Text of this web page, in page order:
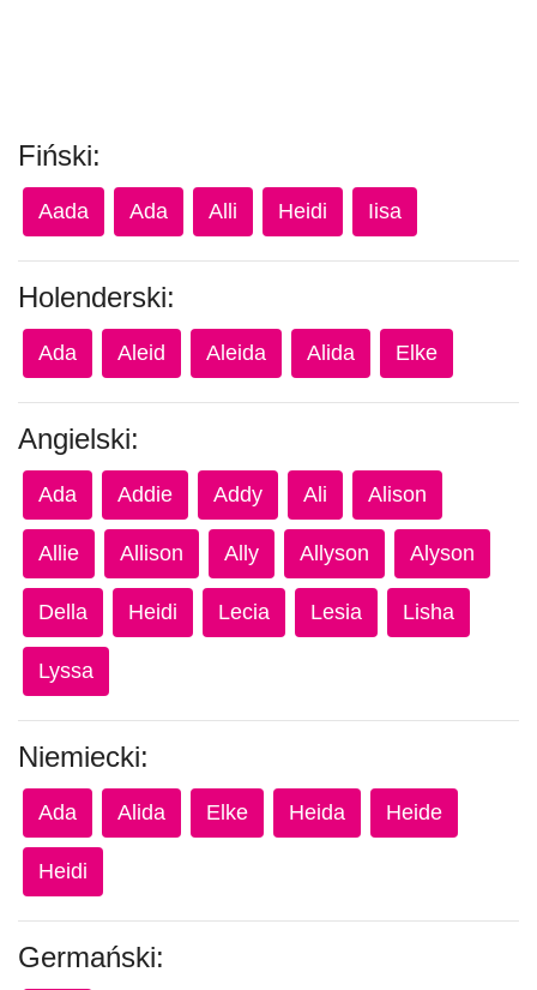
Fiński:
Aada Ada Alli Heidi Iisa
Holenderski:
Ada Aleid Aleida Alida Elke
Angielski:
Ada Addie Addy Ali Alison
Allie Allison Ally Allyson Alyson
Della Heidi Lecia Lesia Lisha
Lyssa
Niemiecki:
Ada Alida Elke Heida Heide
Heidi
Germański: